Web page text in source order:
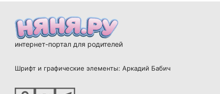
интернет-портал для родителей
Шрифт и графические элементы: Аркадий Бабич